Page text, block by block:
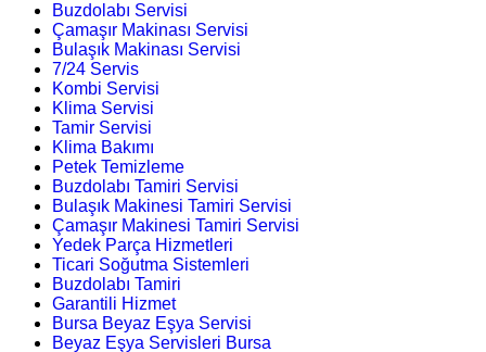
Buzdolabı Servisi
Çamaşır Makinası Servisi
Bulaşık Makinası Servisi
7/24 Servis
Kombi Servisi
Klima Servisi
Tamir Servisi
Klima Bakımı
Petek Temizleme
Buzdolabı Tamiri Servisi
Bulaşık Makinesi Tamiri Servisi
Çamaşır Makinesi Tamiri Servisi
Yedek Parça Hizmetleri
Ticari Soğutma Sistemleri
Buzdolabı Tamiri
Garantili Hizmet
Bursa Beyaz Eşya Servisi
Beyaz Eşya Servisleri Bursa